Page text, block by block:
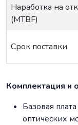
Наработка на
(MTBF)
Срок поставки
Комплектация и
Базовая
оптических